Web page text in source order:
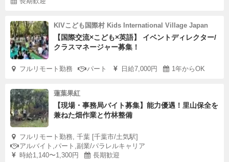
KIVこども国際村 Kids International Village Japan
【国際交流×こども×英語】 イベントディレクター/
クラスマネージャー募集！
フルリモート勤務 パート 日給7,000円 1年からOK
蓮葉果紅
【現場・事務局バイト募集】能力優遇！里山保全を
兼ねた畑作業と竹林整備
フルリモート勤務, 千葉 [千葉市/土気駅]
アルバイト,パート,副業/パラレルキャリア
時給1,140〜1,300円
長期歓迎